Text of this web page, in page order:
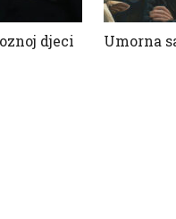
djeci Umorna